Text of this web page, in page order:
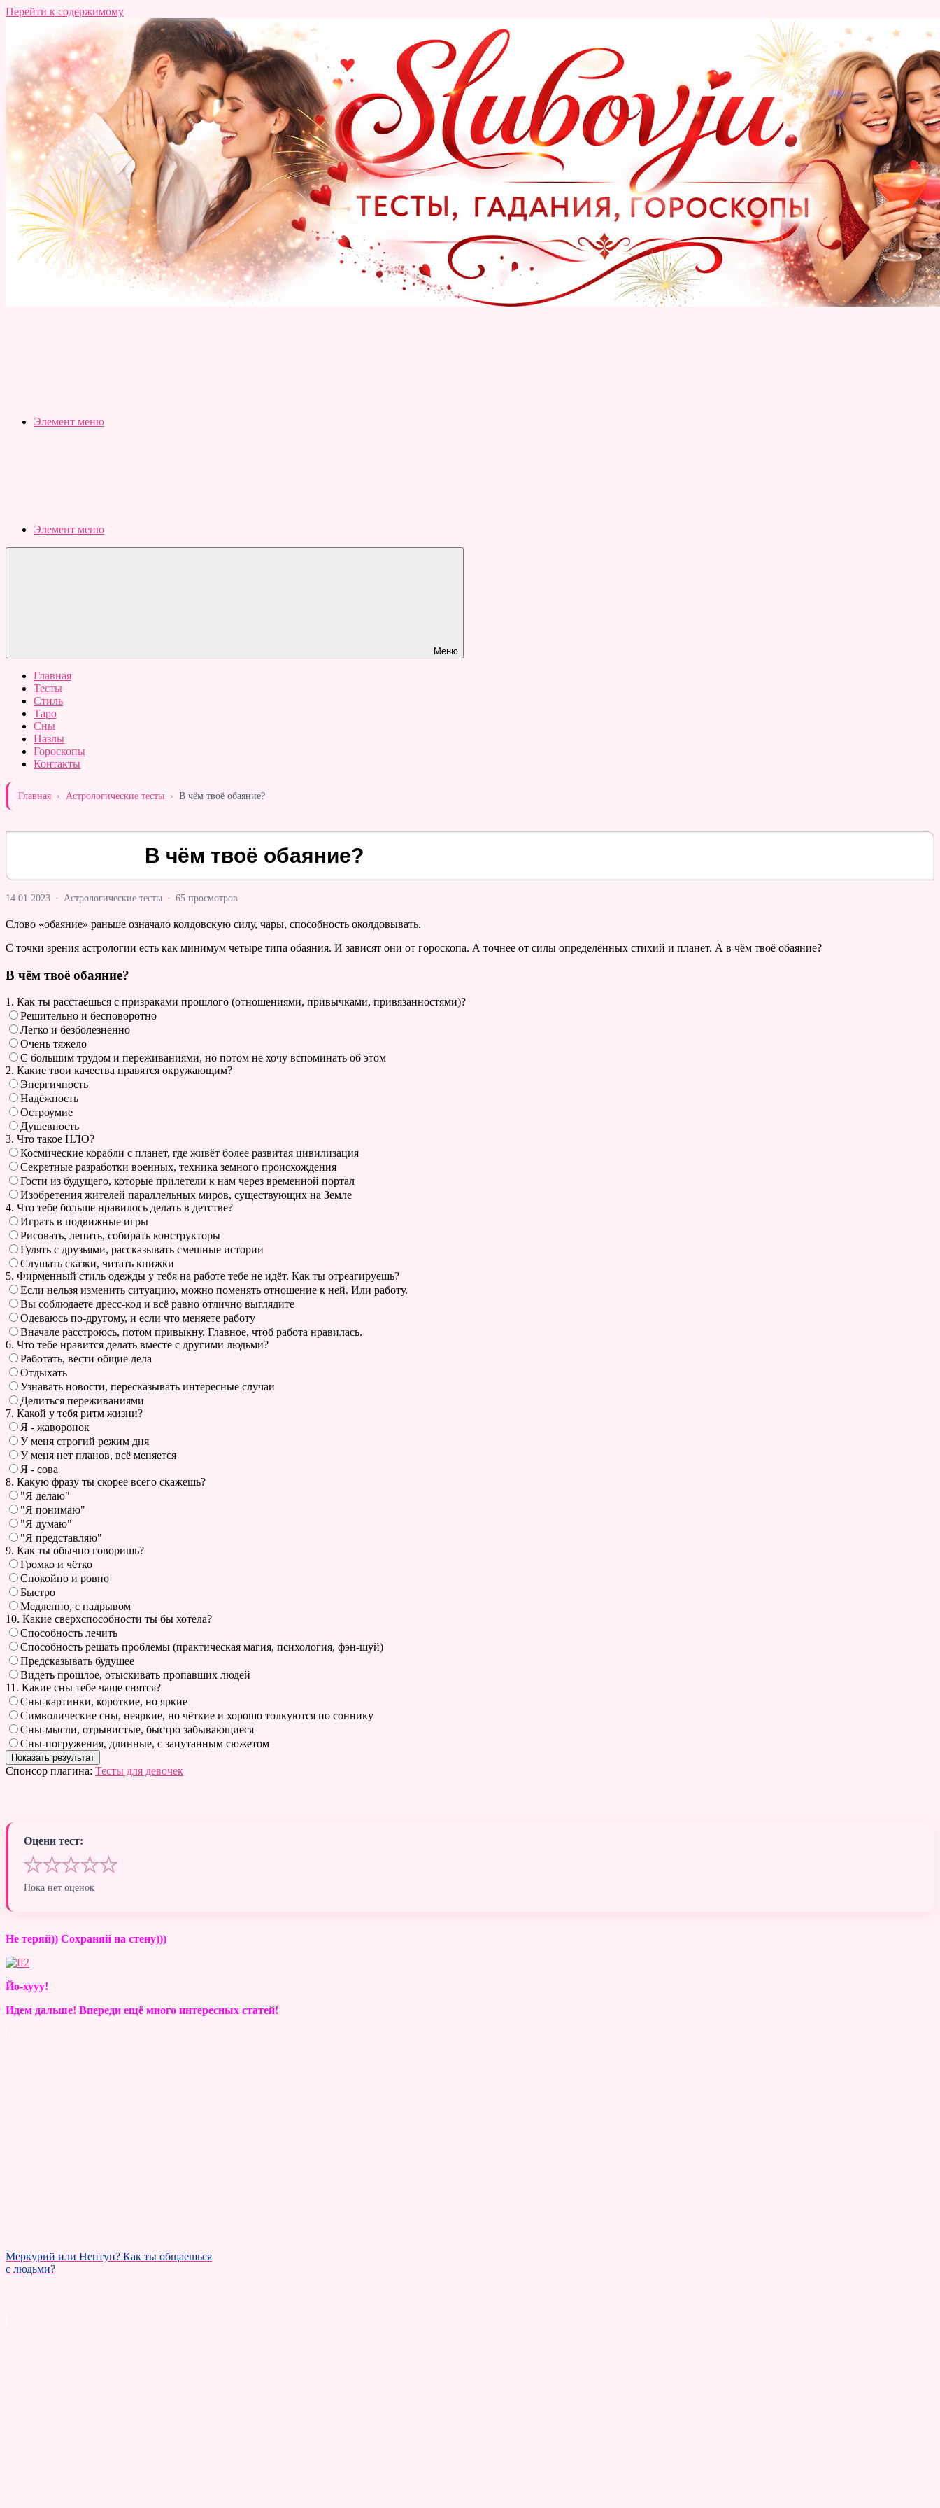
Перейти к содержимому
Элемент меню
Элемент меню
Меню
Главная
Тесты
Стиль
Таро
Сны
Пазлы
Гороскопы
Контакты
Главная › Астрологические тесты › В чём твоё обаяние?
В чём твоё обаяние?
14.01.2023 · Астрологические тесты · 65 просмотров
Слово «обаяние» раньше означало колдовскую силу, чары, способность околдовывать.
С точки зрения астрологии есть как минимум четыре типа обаяния. И зависят они от гороскопа. А точнее от силы определённых стихий и планет. А в чём твоё обаяние?
В чём твоё обаяние?
1. Как ты расстаёшься с призраками прошлого (отношениями, привычками, привязанностями)?
Решительно и бесповоротно
Легко и безболезненно
Очень тяжело
С большим трудом и переживаниями, но потом не хочу вспоминать об этом
2. Какие твои качества нравятся окружающим?
Энергичность
Надёжность
Остроумие
Душевность
3. Что такое НЛО?
Космические корабли с планет, где живёт более развитая цивилизация
Секретные разработки военных, техника земного происхождения
Гости из будущего, которые прилетели к нам через временной портал
Изобретения жителей параллельных миров, существующих на Земле
4. Что тебе больше нравилось делать в детстве?
Играть в подвижные игры
Рисовать, лепить, собирать конструкторы
Гулять с друзьями, рассказывать смешные истории
Слушать сказки, читать книжки
5. Фирменный стиль одежды у тебя на работе тебе не идёт. Как ты отреагируешь?
Если нельзя изменить ситуацию, можно поменять отношение к ней. Или работу.
Вы соблюдаете дресс-код и всё равно отлично выглядите
Одеваюсь по-другому, и если что меняете работу
Вначале расстроюсь, потом привыкну. Главное, чтоб работа нравилась.
6. Что тебе нравится делать вместе с другими людьми?
Работать, вести общие дела
Отдыхать
Узнавать новости, пересказывать интересные случаи
Делиться переживаниями
7. Какой у тебя ритм жизни?
Я - жаворонок
У меня строгий режим дня
У меня нет планов, всё меняется
Я - сова
8. Какую фразу ты скорее всего скажешь?
"Я делаю"
"Я понимаю"
"Я думаю"
"Я представляю"
9. Как ты обычно говоришь?
Громко и чётко
Спокойно и ровно
Быстро
Медленно, с надрывом
10. Какие сверхспособности ты бы хотела?
Способность лечить
Способность решать проблемы (практическая магия, психология, фэн-шуй)
Предсказывать будущее
Видеть прошлое, отыскивать пропавших людей
11. Какие сны тебе чаще снятся?
Сны-картинки, короткие, но яркие
Символические сны, неяркие, но чёткие и хорошо толкуются по соннику
Сны-мысли, отрывистые, быстро забывающиеся
Сны-погружения, длинные, с запутанным сюжетом
Спонсор плагина: Тесты для девочек
Оцени тест:
★★★★★
Пока нет оценок
Не теряй)) Сохраняй на стену)))
Йо-хууу!
Идем дальше! Впереди ещё много интересных статей!
Меркурий или Нептун? Как ты общаешься
с людьми?